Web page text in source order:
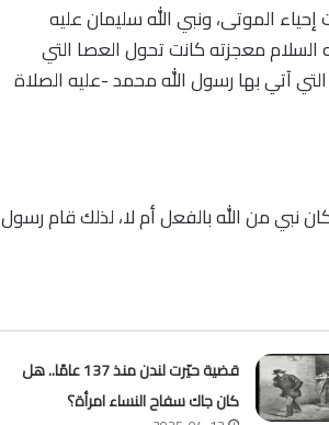
الموتى، ونبي الله سليمان عليه
معجزته كانت تحول العصا التي
آتي بها رسول الله محمد -عليه الصلاة
نبي من الله بالفعل أم لا، لذلك قام رسول
قضية حيّرت لندن منذ 137 عامًا.. هل
كان جاك سفاح النساء امرأة؟